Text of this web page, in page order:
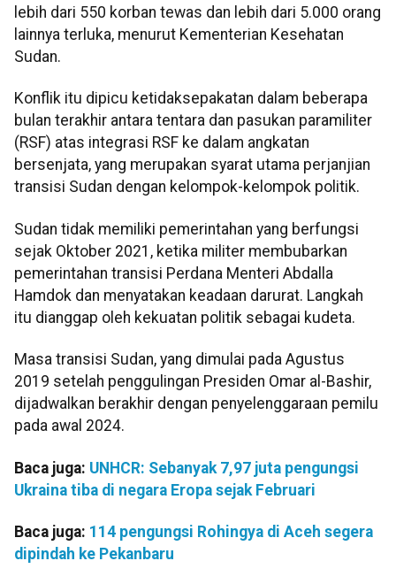
lebih dari 550 korban tewas dan lebih dari 5.000 orang
lainnya terluka, menurut Kementerian Kesehatan
Sudan.
Konflik itu dipicu ketidaksepakatan dalam beberapa
bulan terakhir antara tentara dan pasukan paramiliter
(RSF) atas integrasi RSF ke dalam angkatan
bersenjata, yang merupakan syarat utama perjanjian
transisi Sudan dengan kelompok-kelompok politik.
Sudan tidak memiliki pemerintahan yang berfungsi
sejak Oktober 2021, ketika militer membubarkan
pemerintahan transisi Perdana Menteri Abdalla
Hamdok dan menyatakan keadaan darurat. Langkah
itu dianggap oleh kekuatan politik sebagai kudeta.
Masa transisi Sudan, yang dimulai pada Agustus
2019 setelah penggulingan Presiden Omar al-Bashir,
dijadwalkan berakhir dengan penyelenggaraan pemilu
pada awal 2024.
Baca juga: UNHCR: Sebanyak 7,97 juta pengungsi
Ukraina tiba di negara Eropa sejak Februari
Baca juga: 114 pengungsi Rohingya di Aceh segera
dipindah ke Pekanbaru